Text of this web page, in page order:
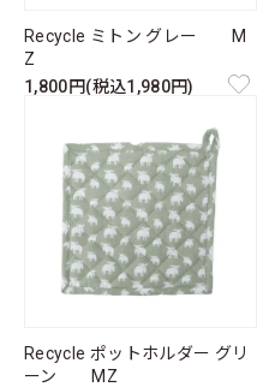
Recycle ミトン グレー M
Z
1,800円(税込1,980円)
Recycle ポットホルダー グリ
ーン MZ